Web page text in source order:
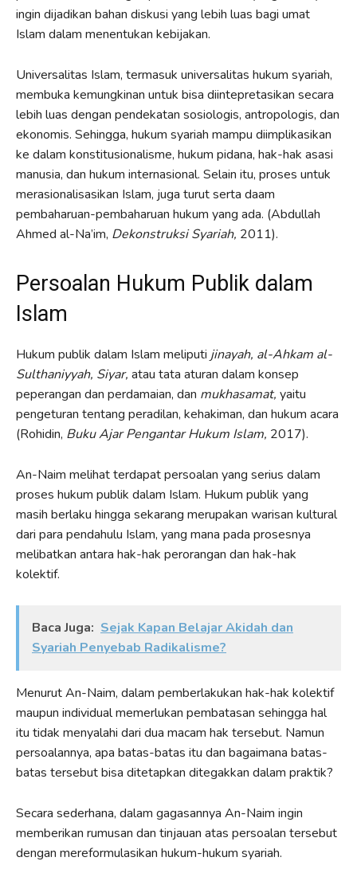
ingin dijadikan bahan diskusi yang lebih luas bagi umat
Islam dalam menentukan kebijakan.
Universalitas Islam, termasuk universalitas hukum syariah,
membuka kemungkinan untuk bisa diintepretasikan secara
lebih luas dengan pendekatan sosiologis, antropologis, dan
ekonomis. Sehingga, hukum syariah mampu diimplikasikan
ke dalam konstitusionalisme, hukum pidana, hak-hak asasi
manusia, dan hukum internasional. Selain itu, proses untuk
merasionalisasikan Islam, juga turut serta daam
pembaharuan-pembaharuan hukum yang ada. (Abdullah
Ahmed al-Na’im, Dekonstruksi Syariah, 2011).
Persoalan Hukum Publik dalam
Islam
Hukum publik dalam Islam meliputi jinayah, al-Ahkam al-
Sulthaniyyah, Siyar, atau tata aturan dalam konsep
peperangan dan perdamaian, dan mukhasamat, yaitu
pengeturan tentang peradilan, kehakiman, dan hukum acara
(Rohidin, Buku Ajar Pengantar Hukum Islam, 2017).
An-Naim melihat terdapat persoalan yang serius dalam
proses hukum publik dalam Islam. Hukum publik yang
masih berlaku hingga sekarang merupakan warisan kultural
dari para pendahulu Islam, yang mana pada prosesnya
melibatkan antara hak-hak perorangan dan hak-hak
kolektif.
Baca Juga: Sejak Kapan Belajar Akidah dan
Syariah Penyebab Radikalisme?
Menurut An-Naim, dalam pemberlakukan hak-hak kolektif
maupun individual memerlukan pembatasan sehingga hal
itu tidak menyalahi dari dua macam hak tersebut. Namun
persoalannya, apa batas-batas itu dan bagaimana batas-
batas tersebut bisa ditetapkan ditegakkan dalam praktik?
Secara sederhana, dalam gagasannya An-Naim ingin
memberikan rumusan dan tinjauan atas persoalan tersebut
dengan mereformulasikan hukum-hukum syariah.